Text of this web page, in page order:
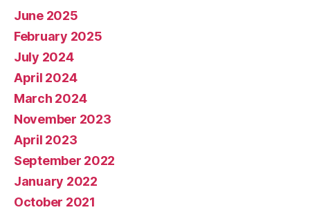
June 2025
February 2025
July 2024
April 2024
March 2024
November 2023
April 2023
September 2022
January 2022
October 2021